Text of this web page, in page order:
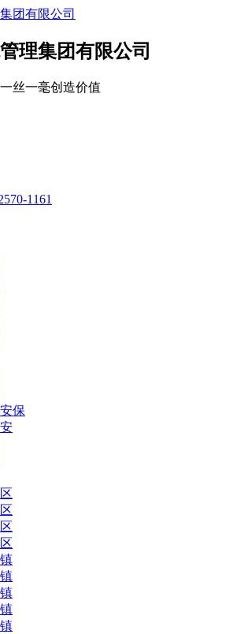
理集团有限公司
丝一毫创造价值
1161
保